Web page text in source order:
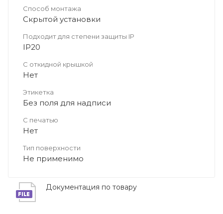
Способ монтажа
Скрытой установки
Подходит для степени защиты IP
IP20
С откидной крышкой
Нет
Этикетка
Без поля для надписи
С печатью
Нет
Тип поверхности
Не применимо
Документация по товару